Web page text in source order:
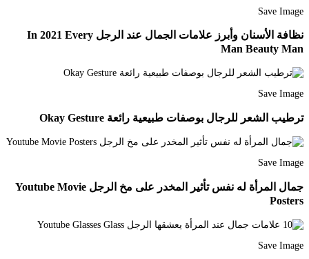
Save Image
نظافة الأسنان وأبرز علامات الجمال عند الرجل In 2021 Every
Man Beauty Man
Save Image
ترطيب الشعر للرجال بوصفات طبيعية رائعة Okay Gesture
Save Image
جمال المرأة له نفس تأثير المخدر على مخ الرجل Youtube Movie
Posters
Save Image